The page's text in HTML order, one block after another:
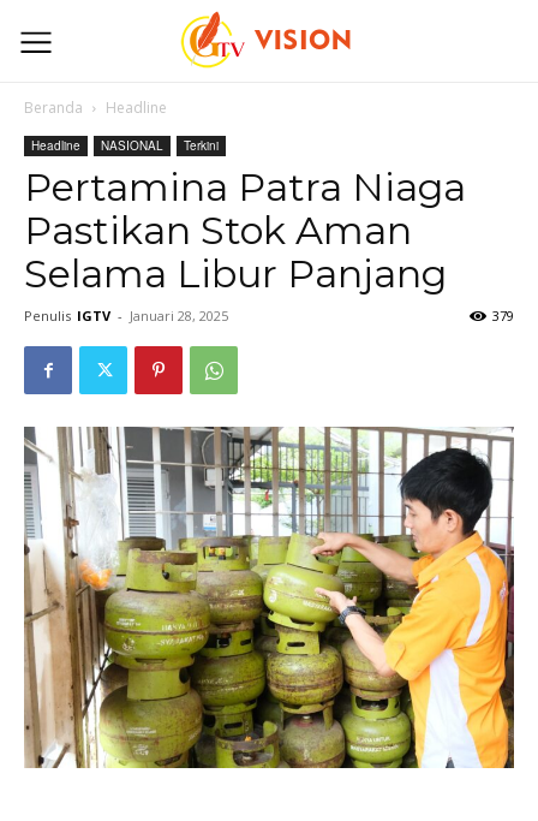
Beranda Headline
Headline NASIONAL Terkini
Pertamina Patra Niaga
Pastikan Stok Aman
Selama Libur Panjang
Penulis IGTV - Januari 28, 2025 379